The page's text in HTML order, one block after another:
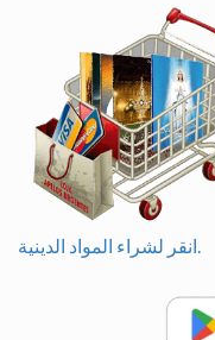
انقر لشراء المواد الدينية.